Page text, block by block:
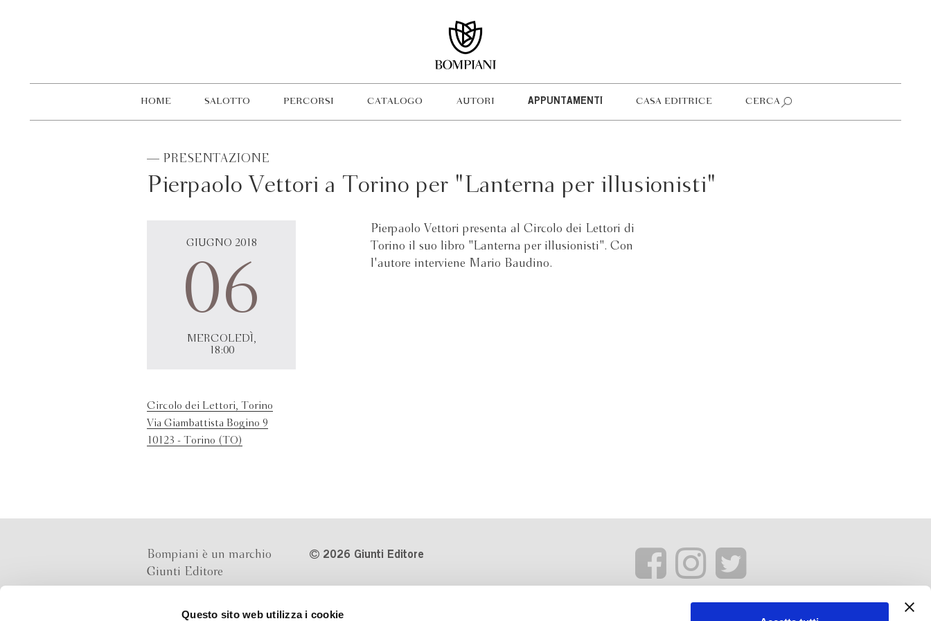
Questo sito web utilizza i cookie
HOME SALOTTO PERCORSI CATALOGO AUTORI APPUNTAMENTI CASA EDITRICE CERCA
— PRESENTAZIONE
Pierpaolo Vettori a Torino per "Lanterna per illusionisti"
GIUGNO 2018
06
MERCOLEDÌ,
18:00
Circolo dei Lettori, Torino
Via Giambattista Bogino 9
10123 - Torino (TO)
Pierpaolo Vettori presenta al Circolo dei Lettori di
Torino il suo libro "Lanterna per illusionisti". Con
l'autore interviene Mario Baudino.
Bompiani è un marchio
Giunti Editore
2026 Giunti Editore